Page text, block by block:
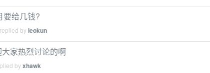
要给几钱?
byleokun
家热烈讨论的啊
byxhawk